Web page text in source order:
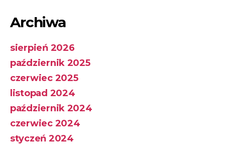
Archiwa
sierpień 2026
październik 2025
czerwiec 2025
listopad 2024
październik 2024
czerwiec 2024
styczeń 2024